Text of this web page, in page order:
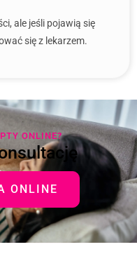
ale jeśli pojawią się
się z lekarzem.
ONLINE?
ONLINE